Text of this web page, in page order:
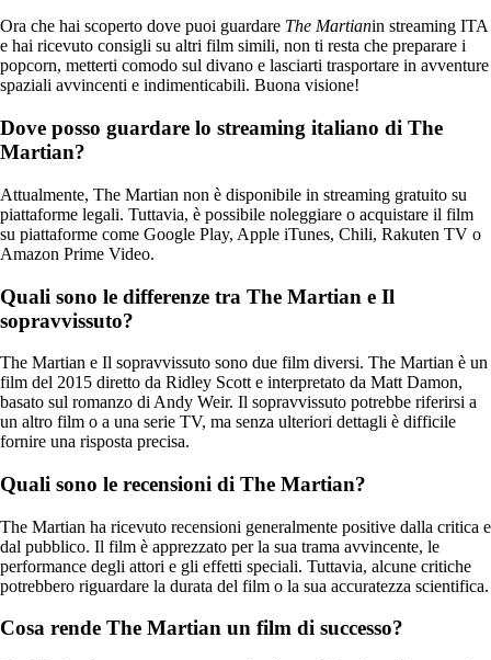
Ora che hai scoperto dove puoi guardare The Martianin streaming ITA
e hai ricevuto consigli su altri film simili, non ti resta che preparare i
popcorn, metterti comodo sul divano e lasciarti trasportare in avventure
spaziali avvincenti e indimenticabili. Buona visione!
Dove posso guardare lo streaming italiano di The
Martian?
Attualmente, The Martian non è disponibile in streaming gratuito su
piattaforme legali. Tuttavia, è possibile noleggiare o acquistare il film
su piattaforme come Google Play, Apple iTunes, Chili, Rakuten TV o
Amazon Prime Video.
Quali sono le differenze tra The Martian e Il
sopravvissuto?
The Martian e Il sopravvissuto sono due film diversi. The Martian è un
film del 2015 diretto da Ridley Scott e interpretato da Matt Damon,
basato sul romanzo di Andy Weir. Il sopravvissuto potrebbe riferirsi a
un altro film o a una serie TV, ma senza ulteriori dettagli è difficile
fornire una risposta precisa.
Quali sono le recensioni di The Martian?
The Martian ha ricevuto recensioni generalmente positive dalla critica e
dal pubblico. Il film è apprezzato per la sua trama avvincente, le
performance degli attori e gli effetti speciali. Tuttavia, alcune critiche
potrebbero riguardare la durata del film o la sua accuratezza scientifica.
Cosa rende The Martian un film di successo?